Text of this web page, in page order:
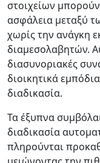
στοιχείων
ασφάλεια μεταξύ
χωρίς την ανάγκη
διαμεσολαβητών.
διασυνοριακές
διοικητικά
διαδικασία.
Τα έξυπνα
διαδικασία
πληρούνται